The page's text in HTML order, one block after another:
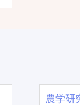
農学